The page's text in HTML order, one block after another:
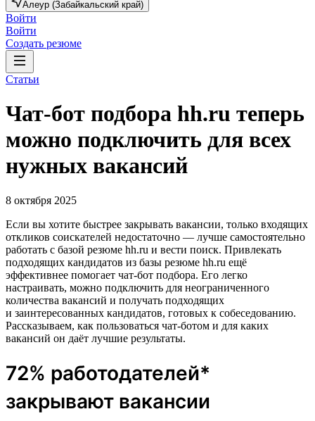
Алеур (Забайкальский край)
Войти
Войти
Создать резюме
Статьи
Чат-бот подбора hh.ru теперь
можно подключить для всех
нужных вакансий
8 октября 2025
Если вы хотите быстрее закрывать вакансии, только входящих
откликов соискателей недостаточно — лучше самостоятельно
работать с базой резюме hh.ru и вести поиск. Привлекать
подходящих кандидатов из базы резюме hh.ru ещё
эффективнее помогает чат-бот подбора. Его легко
настраивать, можно подключить для неограниченного
количества вакансий и получать подходящих
и заинтересованных кандидатов, готовых к собеседованию.
Рассказываем, как пользоваться чат-ботом и для каких
вакансий он даёт лучшие результаты.
72% работодателей*
закрывают вакансии